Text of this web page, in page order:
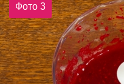
Фото 3